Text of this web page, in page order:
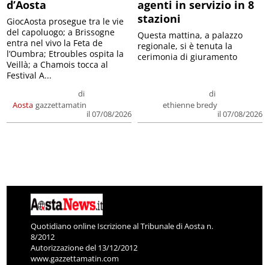
d’Aosta
Aosta
di
gazzettamatin
il 07/08/2026
GiocAosta prosegue tra le vie
del capoluogo; a Brissogne
entra nel vivo la Feta de
l’Oumbra; Etroubles ospita la
Veillà; a Chamois tocca al
Festival A...
agenti in servizio in 8
stazioni
di
ethienne bredy
il 07/08/2026
Questa mattina, a palazzo
regionale, si è tenuta la
cerimonia di giuramento
Quotidiano online Iscrizione al Tribunale di Aosta n.
8/2012
Autorizzazione del 13/12/2012
www.gazzettamatin.com